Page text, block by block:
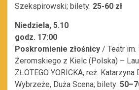
Szekspirowski; bilety: 25-60 zł
Niedziela, 5.10
godz. 17:00
Poskromienie złośnicy / Teatr im.
Żeromskiego z Kielc (Polska) –
ZŁOTEGO YORICKA, reż.
Wybrzeże, Duża Scena; bilety: